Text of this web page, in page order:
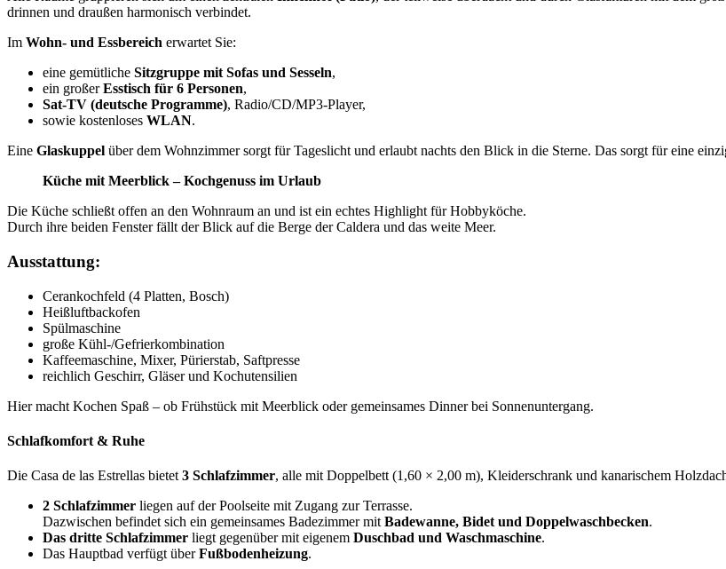
drinnen und draußen harmonisch verbindet.
Im Wohn- und Essbereich erwartet Sie:
eine gemütliche Sitzgruppe mit Sofas und Sesseln,
ein großerEsstisch für 6 Personen,
Sat-TV (deutsche Programme), Radio/CD/MP3-Player,
sowie kostenloses WLAN.
Eine Glaskuppel über dem Wohnzimmer sorgt für Tageslicht und erlaubt nachts den Blick in die Sterne. Das sorgt für eine
Küche mit Meerblick – Kochgenuss im Urlaub
Die Küche schließt offen an den Wohnraum an und ist ein echtes Highlight für Hobbyköche.
Durch ihre beiden Fenster fällt der Blick auf die Berge der Caldera und das weite Meer.
Ausstattung:
Cerankochfeld (4 Platten, Bosch)
Heißluftbackofen
Spülmaschine
große Kühl-/Gefrierkombination
Kaffeemaschine, Mixer, Pürierstab, Saftpresse
reichlich Geschirr, Gläser und Kochutensilien
Hier macht Kochen Spaß – ob Frühstück mit Meerblick oder gemeinsames Dinner bei Sonnenuntergang.
Schlafkomfort & Ruhe
Die Casa de las Estrellas bietet 3 Schlafzimmer, alle mit Doppelbett (1,60 × 2,00 m), Kleiderschrank und kanarischem
2 Schlafzimmer liegen auf der Poolseite mit Zugang zur Terrasse.
Dazwischen befindet sich ein gemeinsames Badezimmer mit Badewanne, Bidet und Doppelwaschbecken.
Das dritte Schlafzimmer liegt gegenüber mit eigenem Duschbad und Waschmaschine.
Das Hauptbad verfügt überFußbodenheizung.